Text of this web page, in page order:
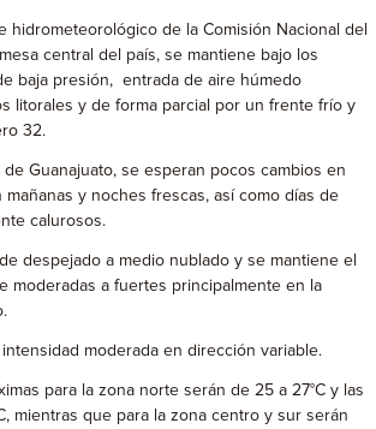
hidrometeorológico de la Comisión Nacional del
central del país, se mantiene bajo los
baja presión, entrada de aire húmedo
litorales y de forma parcial por un frente frío y
32.
de Guanajuato, se esperan pocos cambios en
mañanas y noches frescas, así como días de
calurosos.
despejado a medio nublado y se mantiene el
moderadas a fuertes principalmente en la
moderada en dirección variable.
para la zona norte serán de 25 a 27°C y las
mientras que para la zona centro y sur serán